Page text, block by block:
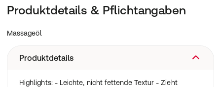
Produktdetails & Pflichtangaben
Massageöl
Produktdetails
Highlights: - Leichte, nicht fettende Textur - Zieht